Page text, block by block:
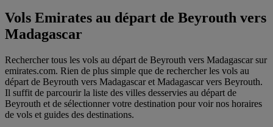
Vols Emirates au départ de Beyrouth vers
Madagascar
Rechercher tous les vols au départ de Beyrouth vers Madagascar sur
emirates.com. Rien de plus simple que de rechercher les vols au
départ de Beyrouth vers Madagascar et Madagascar vers Beyrouth.
Il suffit de parcourir la liste des villes desservies au départ de
Beyrouth et de sélectionner votre destination pour voir nos horaires
de vols et guides des destinations.